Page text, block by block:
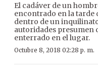
El cadáver de un
encontrado en la tarde
dentro de un
autoridades presumen
enterrado en el lugar.
Octubre 8, 2018 02:28 p. m.